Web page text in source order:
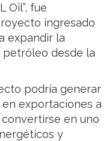
Oil”, fue
ingresado
expandir la
desde la
podría generar
en exportaciones a
en uno
y